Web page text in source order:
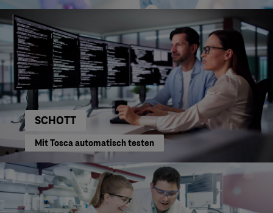
SCHOTT
Mit Tosca automatisch testen